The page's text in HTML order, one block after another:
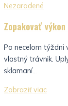
Nezaradené
Zopakovať
Po necelom týždni
vlastný trávnik.
sklamaní...
Zobraziť viac